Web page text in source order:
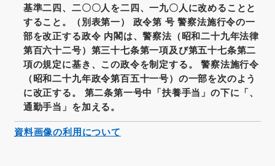
基準二四、二〇〇人を二四、一九〇人に改めることと
すること。（別表第一） 政令第 号 警察法施行令の一
部を改正する政令 内閣は、警察法（昭和二十九年法律
第百六十二号）第三十七条第一項及び第五十七条第二
項の規定に基き、この政令を制定する。 警察法施行令
（昭和二十九年政令第百五十一号）の一部を次のよう
に改正する。 第二条第一号中「扶養手当」の下に「、
通勤手当」を加える。
資料画像の利用について